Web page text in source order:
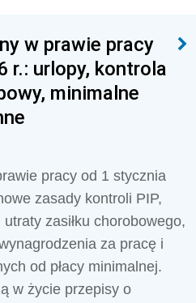
w prawie pracy
r.: urlopy, kontrola
minimalne
pracy od 1 stycznia
zasady kontroli PIP,
zasiłku chorobowego,
za pracę i
od płacy minimalnej.
w życie przepisy o